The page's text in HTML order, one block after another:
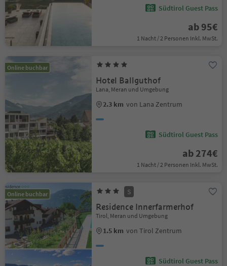
Südtirol Guest Pass
ab 95€
1 Nacht / 2 Personen Inkl. MwSt.
Online buchbar
Hotel Ballguthof
Lana, Meran und Umgebung
2.3 km von Lana Zentrum
Südtirol Guest Pass
ab 274€
1 Nacht / 2 Personen Inkl. MwSt.
Online buchbar S
Residence Innerfarmerhof
Tirol, Meran und Umgebung
1.5 km von Tirol Zentrum
Südtirol Guest Pass